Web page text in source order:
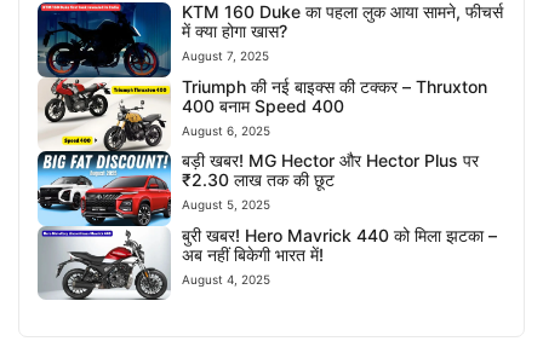
KTM 160 Duke का पहला लुक आया सामने, फीचर्स
में क्या होगा खास?
August 7, 2025
Triumph की नई बाइक्स की टक्कर – Thruxton
400 बनाम Speed 400
August 6, 2025
बड़ी खबर! MG Hector और Hector Plus पर
₹2.30 लाख तक की छूट
August 5, 2025
बुरी खबर! Hero Mavrick 440 को मिला झटका –
अब नहीं बिकेगी भारत में!
August 4, 2025